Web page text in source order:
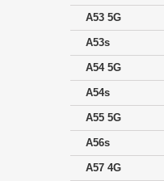
A53 5G
A53s
A54 5G
A54s
A55 5G
A56s
A57 4G